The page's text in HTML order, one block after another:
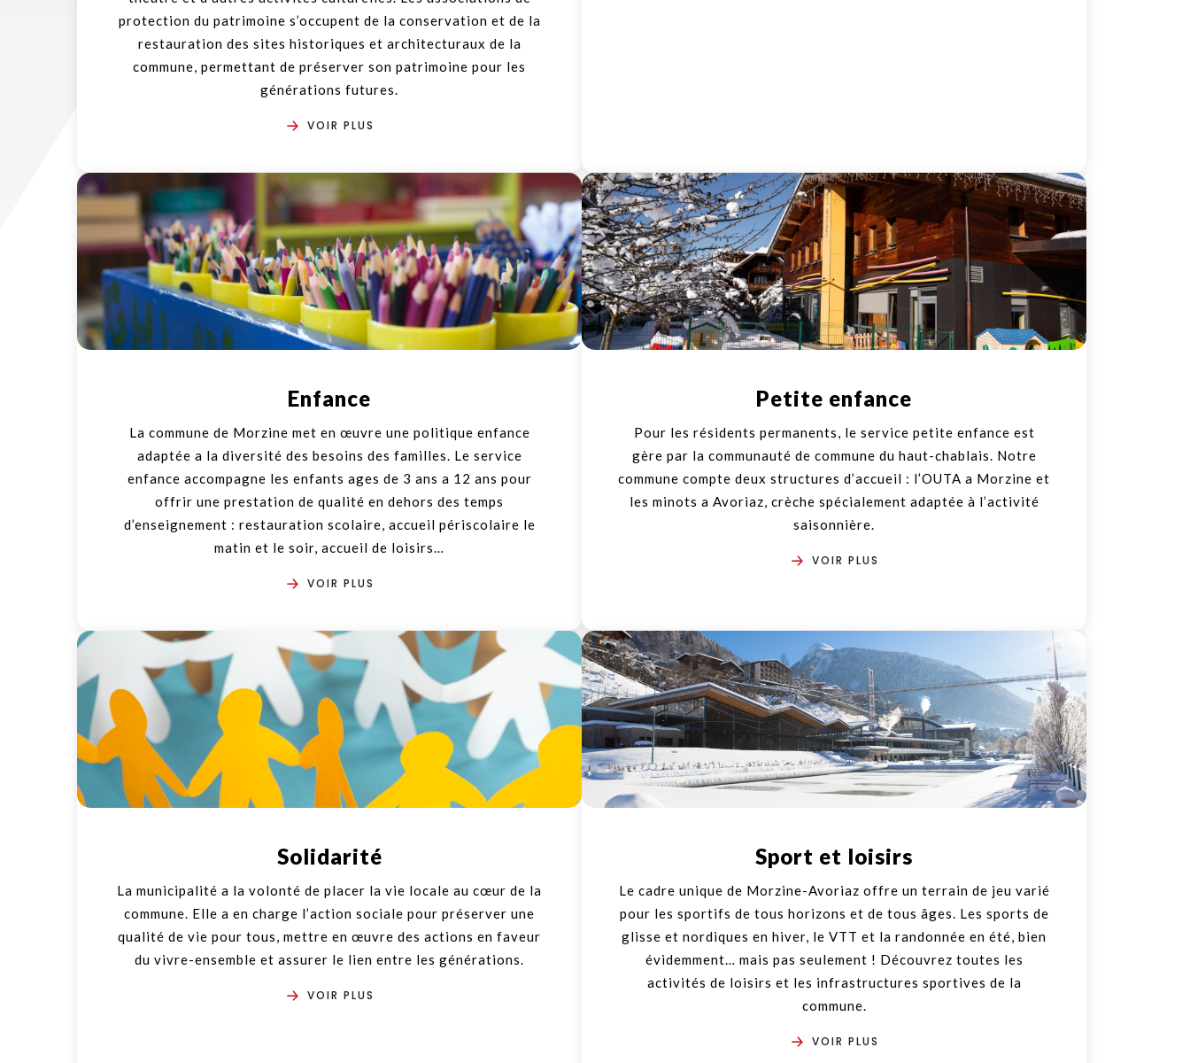
protection du patrimoine s’occupent de la conservation et de la
restauration des sites historiques et architecturaux de la
commune, permettant de préserver son patrimoine pour les
générations futures.
VOIR PLUS
Enfance
La commune de Morzine met en œuvre une politique enfance
adaptée a la diversité des besoins des familles. Le service
enfance accompagne les enfants ages de 3 ans a 12 ans pour
offrir une prestation de qualité en dehors des temps
d’enseignement : restauration scolaire, accueil périscolaire le
matin et le soir, accueil de loisirs…
VOIR PLUS
Petite enfance
Pour les résidents permanents, le service petite enfance est
gère par la communauté de commune du haut-chablais. Notre
commune compte deux structures d’accueil : l’OUTA a Morzine et
les minots a Avoriaz, crèche spécialement adaptée à l’activité
saisonnière.
VOIR PLUS
Solidarité
La municipalité a la volonté de placer la vie locale au cœur de la
commune. Elle a en charge l’action sociale pour préserver une
qualité de vie pour tous, mettre en œuvre des actions en faveur
du vivre-ensemble et assurer le lien entre les générations.
VOIR PLUS
Sport et loisirs
Le cadre unique de Morzine-Avoriaz offre un terrain de jeu varié
pour les sportifs de tous horizons et de tous âges. Les sports de
glisse et nordiques en hiver, le VTT et la randonnée en été, bien
évidemment… mais pas seulement ! Découvrez toutes les
activités de loisirs et les infrastructures sportives de la
commune.
VOIR PLUS